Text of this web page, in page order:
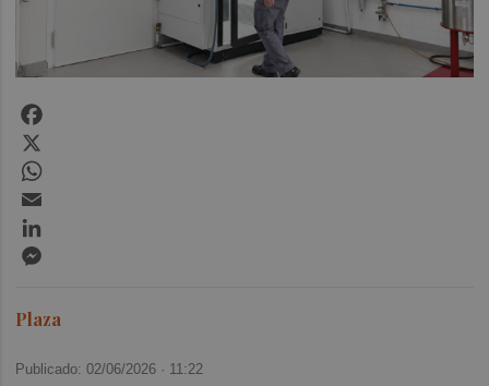
Plaza
Publicado: 02/06/2026 · 11:22